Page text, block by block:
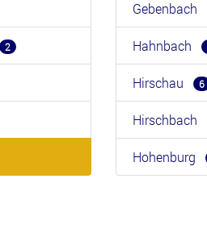
2
Gebenbach
Hahnbach
Hirschau 6
Hirschbach
Hohenburg